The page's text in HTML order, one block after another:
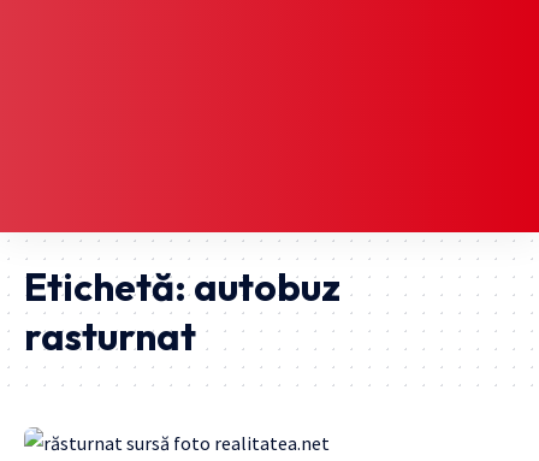
Etichetă:autobuz
rasturnat